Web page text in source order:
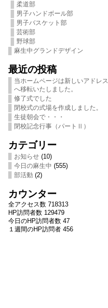
柔道部
男子ハンドボール部
男子バスケット部
芸術部
野球部
麻生中グランドデザイン
最近の投稿
当ホームページは新しいアドレス
へ移転いたしました。
修了式でした
閉校式の式場を作成しました。
生徒朝会で・・・
閉校記念行事（パートⅡ）
カテゴリー
お知らせ(10)
今日の麻生中 (555)
部活動 (2)
カウンター
全アクセス数 718313
HP訪問者数 129479
今日のHP訪問者数 47
１週間のHP訪問者 456